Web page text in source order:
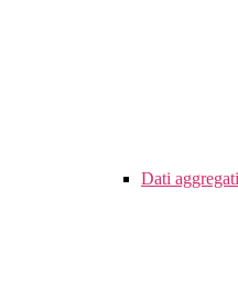
Dati